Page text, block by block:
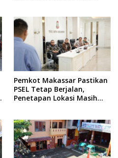
Pemkot Makassar Pastikan
PSEL Tetap Berjalan,
Penetapan Lokasi Masih